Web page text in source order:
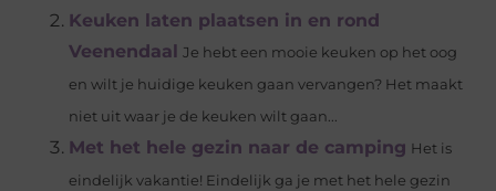
Keuken laten plaatsen in en rond
Veenendaal Je hebt een mooie keuken op het oog
en wilt je huidige keuken gaan vervangen? Het maakt
niet uit waar je de keuken wilt gaan...
Met het hele gezin naar de camping Het is
eindelijk vakantie! Eindelijk ga je met het hele gezin